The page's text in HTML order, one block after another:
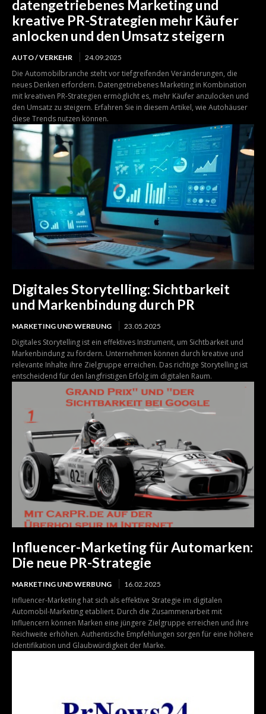
datengetriebenes Marketing und
kreative PR-Strategien mehr Käufer
anlocken und den Umsatz steigern
AUTO / VERKEHR 24.09.2025
Die Automobilbranche steht vor tiefgreifenden Veränderungen, die
neues Denken erfordern. Datengetriebenes Marketing in Kombination
mit kreativen PR-Strategien ermöglicht es, mehr Käufer anzulocken und
den Umsatz zu steigern. Erfahren Sie in diesem Artikel, wie Autohäuser
diese Trends nutzen können.
Digitales Storytelling: Sichtbarkeit
und Markenbindung durch PR
MARKETING UND WERBUNG 23.05.2025
Digitales Storytelling ist ein effektives Instrument, um Sichtbarkeit und
Markenbindung zu fördern. Unternehmen können durch kreative und
relevante Inhalte ihre Zielgruppe erreichen. Das richtige Storytelling ist
entscheidend für den langfristigen Erfolg im digitalen Raum.
Influencer-Marketing für Automarken:
Die neue PR-Strategie
MARKETING UND WERBUNG 16.02.2025
Influencer-Marketing hat sich als effektive Strategie im digitalen
Automobil-Marketing etabliert. Durch die Zusammenarbeit mit
Influencern können Marken eine jüngere Zielgruppe erreichen und ihre
Reichweite erhöhen. Authentische Empfehlungen sorgen für eine höhere
Identifikation und Glaubwürdigkeit der Marke.